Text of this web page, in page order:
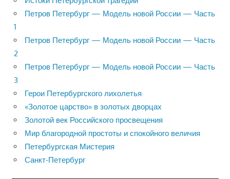
Петров Петербург — Модель новой России — Часть
1
Петров Петербург — Модель новой России — Часть
2
Петров Петербург — Модель новой России — Часть
3
Герои Петербургского лихолетья
«Золотое царство» в золотых дворцах
Золотой век Российского просвещения
Мир благородной простоты и спокойного величия
Петербургская Мистерия
Санкт-Петербург